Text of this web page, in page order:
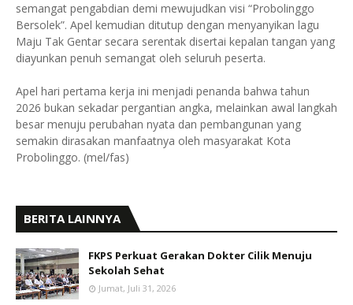
semangat pengabdian demi mewujudkan visi “Probolinggo
Bersolek”. Apel kemudian ditutup dengan menyanyikan lagu
Maju Tak Gentar secara serentak disertai kepalan tangan yang
diayunkan penuh semangat oleh seluruh peserta.
Apel hari pertama kerja ini menjadi penanda bahwa tahun
2026 bukan sekadar pergantian angka, melainkan awal langkah
besar menuju perubahan nyata dan pembangunan yang
semakin dirasakan manfaatnya oleh masyarakat Kota
Probolinggo. (mel/fas)
BERITA LAINNYA
FKPS Perkuat Gerakan Dokter Cilik Menuju
Sekolah Sehat
Jumat, Juli 31, 2026